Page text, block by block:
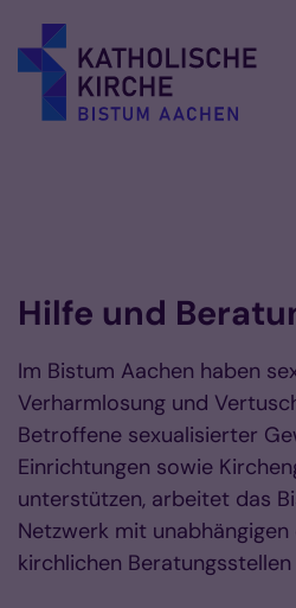
Hilfe und
Im Bistum Aachen haben
Verharmlosung und
Betroffene sexualisierter
Einrichtungen sowie
unterstützen, arbeitet das
Netzwerk mit
kirchlichen Beratungsstellen